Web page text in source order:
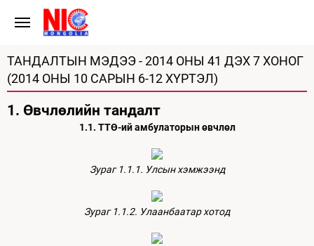
ТАНДАЛТЫН МЭДЭЭ - 2014 ОНЫ 41 ДЭХ 7 ХОНОГ
(2014 ОНЫ 10 САРЫН 6-12 ХҮРТЭЛ)
1. Өвчлөлийн тандалт
1.1. ТТӨ-ий амбулаторын өвчлөл
Зураг 1.1.1. Улсын хэмжээнд
Зураг 1.1.2. Улаанбаатар хотод